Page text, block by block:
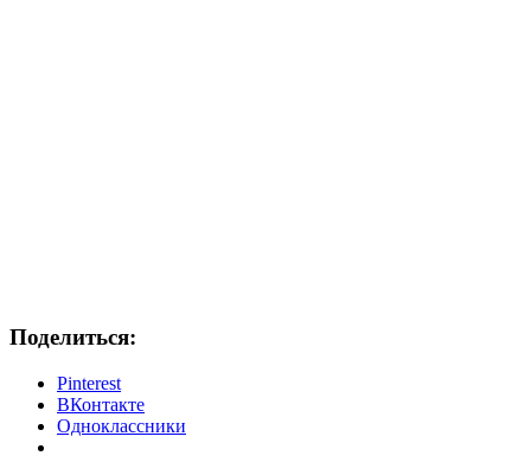
Поделиться:
Pinterest
ВКонтакте
Одноклассники